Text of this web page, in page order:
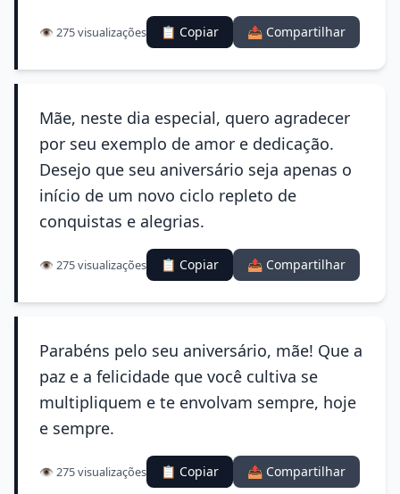
👁️ 275 visualizações 📋 Copiar 📤 Compartilhar
Mãe, neste dia especial, quero agradecer
por seu exemplo de amor e dedicação.
Desejo que seu aniversário seja apenas o
início de um novo ciclo repleto de
conquistas e alegrias.
👁️ 275 visualizações 📋 Copiar 📤 Compartilhar
Parabéns pelo seu aniversário, mãe! Que a
paz e a felicidade que você cultiva se
multipliquem e te envolvam sempre, hoje
e sempre.
👁️ 275 visualizações 📋 Copiar 📤 Compartilhar